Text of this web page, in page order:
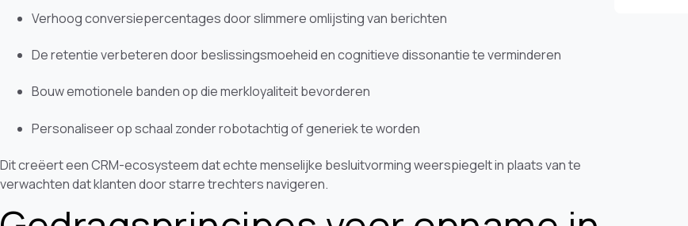
Verhoog conversiepercentages door slimmere omlijsting van berichten
De retentie verbeteren door beslissingsmoeheid en cognitieve dissonantie te verminderen
Bouw emotionele banden op die merkloyaliteit bevorderen
Personaliseer op schaal zonder robotachtig of generiek te worden
Dit creëert een CRM-ecosysteem dat echte menselijke besluitvorming weerspiegelt in plaats van te
verwachten dat klanten door starre trechters navigeren.